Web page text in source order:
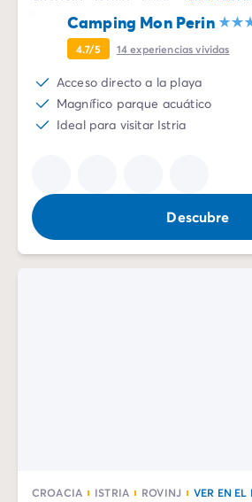
Camping Mon Perin
4.7/5 14experiencias vividas
Acceso directo a la playa
Magnífico parque acuático
Ideal para visitar Istria
Descubre
CROACIA ISTRIA ROVINJ VER EN EL